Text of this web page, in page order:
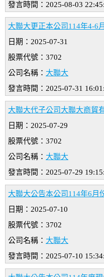
發言時間：2025-08-03
大聯大更正本公司114年4-6
日期：2025-07-31
股票代號：3702
公司名稱： 大聯大
發言時間：2025-07-31
大聯大代子公司大聯大商貿
日期：2025-07-29
股票代號：3702
公司名稱： 大聯大
發言時間：2025-07-29
大聯大公告本公司114年6月
日期：2025-07-10
股票代號：3702
公司名稱： 大聯大
發言時間：2025-07-10